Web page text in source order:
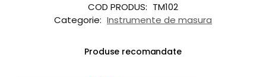
COD PRODUS: TM102
Categorie: Instrumente de masura
Produse recomandate